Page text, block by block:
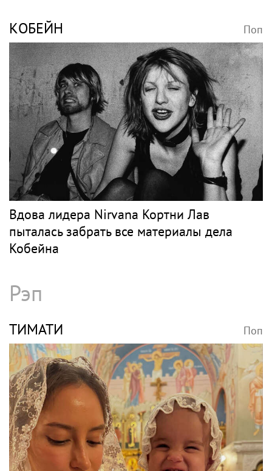
КОБЕЙН Поп
Вдова лидера Nirvana Кортни Лав
пыталась забрать все материалы дела
Кобейна
Рэп
ТИМАТИ Поп